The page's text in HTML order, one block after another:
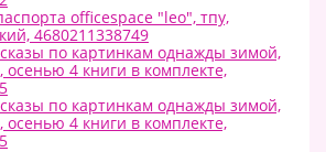
officespace "leo", тпу,
4680211338749
по картинкам однажды зимой,
осенью 4 книги в комплекте,
по картинкам однажды зимой,
осенью 4 книги в комплекте,